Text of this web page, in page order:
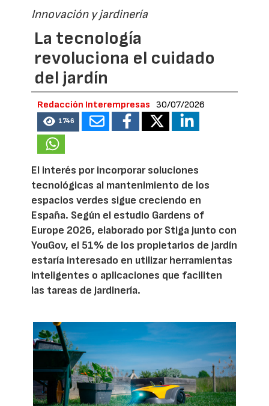
Innovación y jardinería
La tecnología
revoluciona el cuidado
del jardín
Redacción Interempresas 30/07/2026
1746
El interés por incorporar soluciones
tecnológicas al mantenimiento de los
espacios verdes sigue creciendo en
España. Según el estudio Gardens of
Europe 2026, elaborado por Stiga junto con
YouGov, el 51% de los propietarios de jardín
estaría interesado en utilizar herramientas
inteligentes o aplicaciones que faciliten
las tareas de jardinería.